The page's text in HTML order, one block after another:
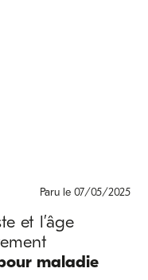
Paru le 07/05/2025
et l’âge
maladie